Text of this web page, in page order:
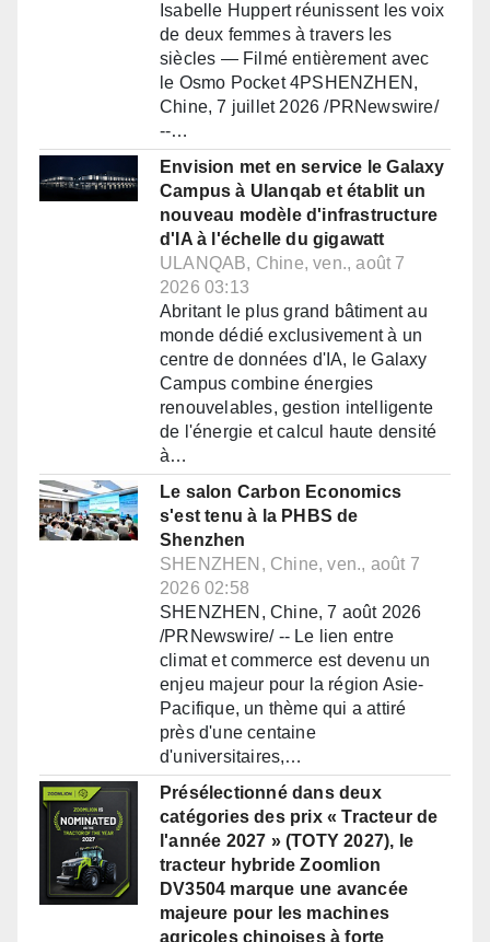
Isabelle Huppert réunissent les voix
de deux femmes à travers les
siècles — Filmé entièrement avec
le Osmo Pocket 4PSHENZHEN,
Chine, 7 juillet 2026 /PRNewswire/
--…
Envision met en service le Galaxy
Campus à Ulanqab et établit un
nouveau modèle d'infrastructure
d'IA à l'échelle du gigawatt
ULANQAB, Chine, ven., août 7
2026 03:13
Abritant le plus grand bâtiment au
monde dédié exclusivement à un
centre de données d'IA, le Galaxy
Campus combine énergies
renouvelables, gestion intelligente
de l'énergie et calcul haute densité
à…
Le salon Carbon Economics
s'est tenu à la PHBS de
Shenzhen
SHENZHEN, Chine, ven., août 7
2026 02:58
SHENZHEN, Chine, 7 août 2026
/PRNewswire/ -- Le lien entre
climat et commerce est devenu un
enjeu majeur pour la région Asie-
Pacifique, un thème qui a attiré
près d'une centaine
d'universitaires,…
Présélectionné dans deux
catégories des prix « Tracteur de
l'année 2027 » (TOTY 2027), le
tracteur hybride Zoomlion
DV3504 marque une avancée
majeure pour les machines
agricoles chinoises à forte